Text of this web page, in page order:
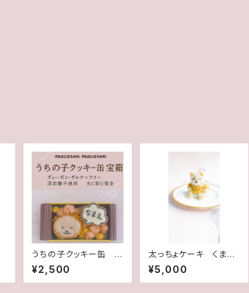
うちの子クッキー缶
宝箱
¥2,500
太っちょケーキ くま
犬用ケーキ 犬ケー
キ 誕生日ケーキ
¥5,000